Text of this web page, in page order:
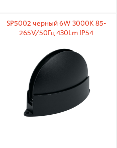
SP5002 черный 6W 3000К 85-
265V/50Гц 430Lm IP54